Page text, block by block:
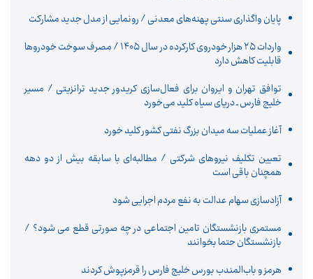
پایان واگذاری‌ سنتی پهنه‌های معدنی / رونمایی از مدل جدید مشارکت
واردات ۲۵ هزار خودروی کارکرده در سال ۱۴۰۵ / مصرف سوخت خودرو‌ها
قابلیت کاهش دارد
توافق تهران و ایروان برای فعال‌سازی کریدور جدید ترانزیتی / مسیر
خلیج فارس ـ دریای سیاه کلید می‌خورد
آغاز عملیات سه میدان بزرگ نفتی کشور کلید خورد
تعیین تکلیف نیروهای شرکتی / مطالبه‌ای با سابقه بیش از دو دهه
همچنان باقی است
آزادسازی سهام عدالت به نفع مردم اجرایی شود
مستمری بازنشستگان تامین اجتماعی در چه صورتی قطع می شود؟ /
بازنشستگان حتما بخوانند
هرمز و باب‌المندب بورس خلیج فارس را قرمزپوش کردند